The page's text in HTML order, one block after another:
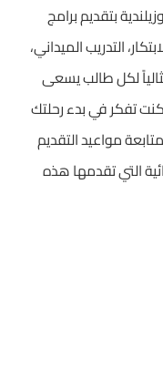
بتقديم برامج
التدريب الميداني،
لكل طالب يسعى
تفكر في بدء رحلتك
مواعيد التقديم
التي تقدمها هذه